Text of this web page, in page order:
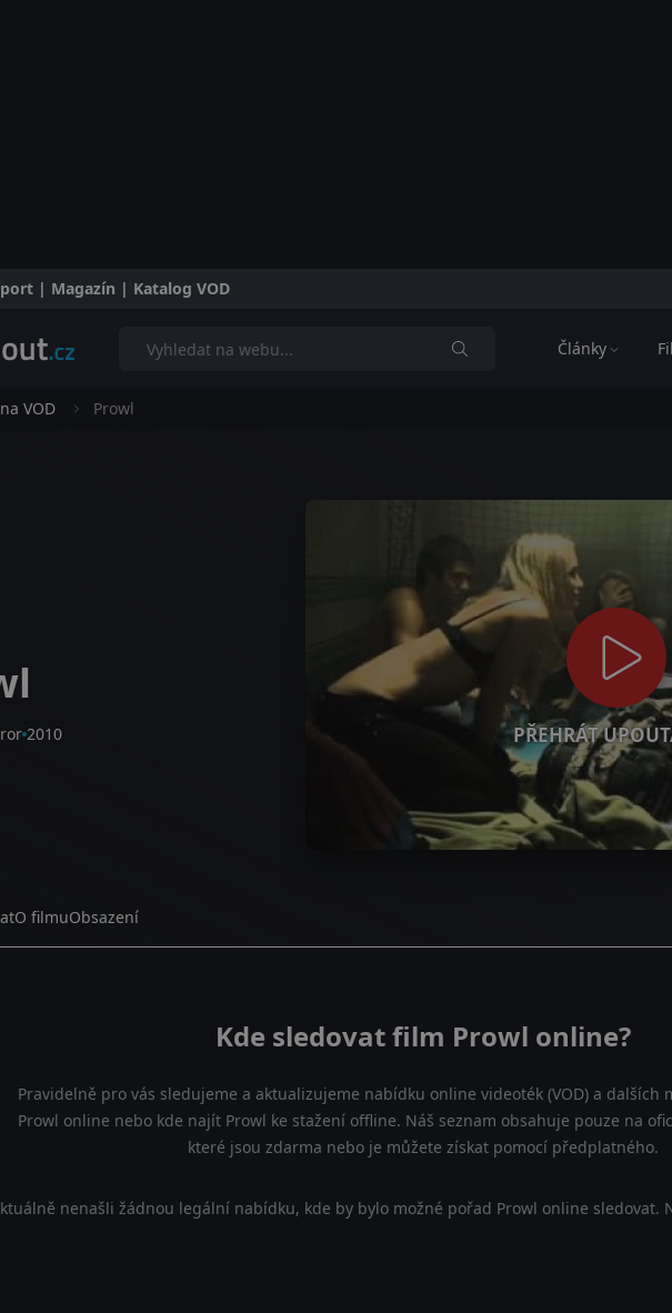
| Magazín | Katalog VOD
Články
VOD Prowl
PŘEHRÁT
2010
O filmuObsazení
Kde sledovat film Prowl online?
Pravidelně pro vás sledujeme a aktualizujeme nabídku online videoték (VOD) a dalších
Prowl online nebo kde najít Prowl ke stažení offline. Náš seznam obsahuje pouze na
které jsou zdarma nebo je můžete získat pomocí předplatného.
nenašli žádnou legální nabídku, kde by bylo možné pořad Prowl online